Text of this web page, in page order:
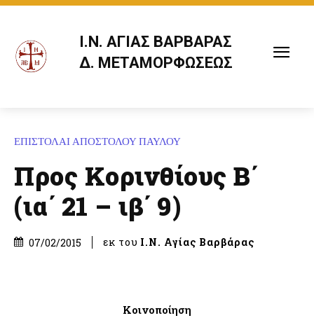
Ι.Ν. ΑΓΙΑΣ ΒΑΡΒΑΡΑΣ
Δ. ΜΕΤΑΜΟΡΦΩΣΕΩΣ
ΕΠΙΣΤΟΛΑΙ ΑΠΟΣΤΟΛΟΥ ΠΑΥΛΟΥ
Προς Κορινθίους Β΄
(ια΄ 21 – ιβ΄ 9)
07/02/2015 εκ του Ι.Ν. Αγίας Βαρβάρας
Κοινοποίηση